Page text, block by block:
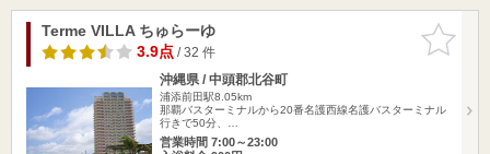
お気に入
りに追加
Terme VILLA ちゅらーゆ
3.9点/ 32 件
沖縄県 / 中頭郡北谷町
浦添前田駅8.05km
那覇バスターミナルから20番名護西線名護バスターミナル
行きで50分、…
営業時間 7:00～23:00